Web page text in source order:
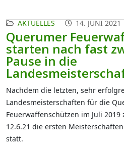
AKTUELLES 14. JUNI 2021
Querumer
starten nach fast
Pause in die
Nachdem die letzten, sehr
Landesmeisterschaften für die
Feuerwaffenschützen im Juli
12.6.21 die ersten
statt.